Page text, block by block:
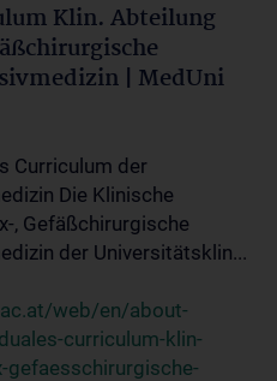
Klin. Abteilung
| MedUni
Curriculum der
Die Klinische
, Gefäßchirurgische
der Universitätsklin...
web/en/about-
curriculum-klin-
gefaesschirurgische-